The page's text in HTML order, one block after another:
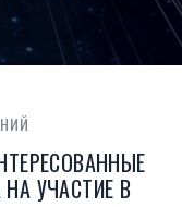
УЧАСТИЕ В